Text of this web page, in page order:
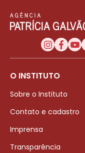
O INSTITUTO
Sobre o Instituto
Contato e cadastro
Imprensa
Transparência